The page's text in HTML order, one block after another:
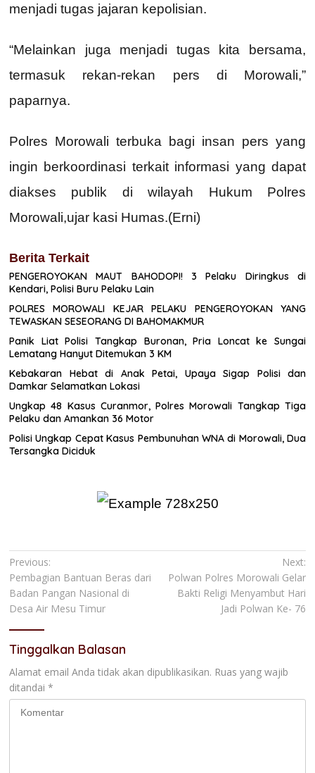
menjadi tugas jajaran kepolisian.
“Melainkan juga menjadi tugas kita bersama,
termasuk rekan-rekan pers di Morowali,”
paparnya.
Polres Morowali terbuka bagi insan pers yang
ingin berkoordinasi terkait informasi yang dapat
diakses publik di wilayah Hukum Polres
Morowali,ujar kasi Humas.(Erni)
Berita Terkait
PENGEROYOKAN MAUT BAHODOPI! 3 Pelaku Diringkus di
Kendari, Polisi Buru Pelaku Lain
POLRES MOROWALI KEJAR PELAKU PENGEROYOKAN YANG
TEWASKAN SESEORANG DI BAHOMAKMUR
Panik Liat Polisi Tangkap Buronan, Pria Loncat ke Sungai
Lematang Hanyut Ditemukan 3 KM
Kebakaran Hebat di Anak Petai, Upaya Sigap Polisi dan
Damkar Selamatkan Lokasi
Ungkap 48 Kasus Curanmor, Polres Morowali Tangkap Tiga
Pelaku dan Amankan 36 Motor
Polisi Ungkap Cepat Kasus Pembunuhan WNA di Morowali, Dua
Tersangka Diciduk
Navigasi
pos
Previous:
Pembagian Bantuan Beras dari
Badan Pangan Nasional di
Desa Air Mesu Timur
Next:
Polwan Polres Morowali Gelar
Bakti Religi Menyambut Hari
Jadi Polwan Ke- 76
Tinggalkan Balasan
Alamat email Anda tidak akan dipublikasikan. Ruas yang wajib
ditandai *